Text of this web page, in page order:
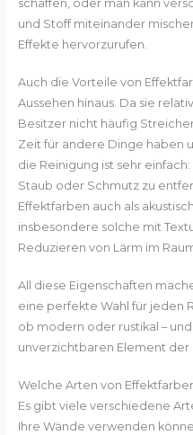
schaffen, oder man kann
und Stoff miteinander
Effekte hervorzurufen.
Auch die Vorteile von
Aussehen hinaus. Da sie
Besitzer nicht häufig
Zeit für andere Dinge haben
die Reinigung ist sehr
Staub oder Schmutz zu
Effektfarben auch als
insbesondere solche mit
Reduzieren von Lärm im
All diese Eigenschaften
eine perfekte Wahl für jeden
ob modern oder rustikal –
unverzichtbaren Element der
Welche Arten von
Es gibt viele verschiedene
Ihre Wände verwenden